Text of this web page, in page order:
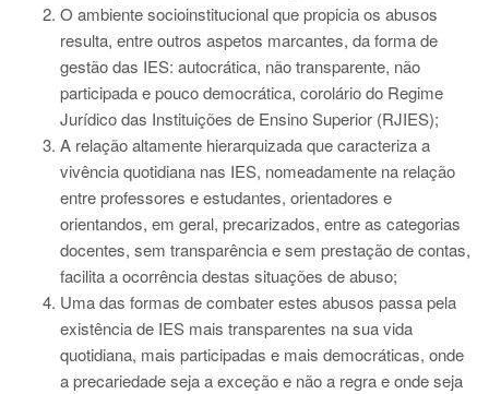
O ambiente socioinstitucional que propicia os abusos
resulta, entre outros aspetos marcantes, da forma de
gestão das IES: autocrática, não transparente, não
participada e pouco democrática, corolário do Regime
Jurídico das Instituições de Ensino Superior (RJIES);
A relação altamente hierarquizada que caracteriza a
vivência quotidiana nas IES, nomeadamente na relação
entre professores e estudantes, orientadores e
orientandos, em geral, precarizados, entre as categorias
docentes, sem transparência e sem prestação de contas,
facilita a ocorrência destas situações de abuso;
Uma das formas de combater estes abusos passa pela
existência de IES mais transparentes na sua vida
quotidiana, mais participadas e mais democráticas, onde
a precariedade seja a exceção e não a regra e onde seja